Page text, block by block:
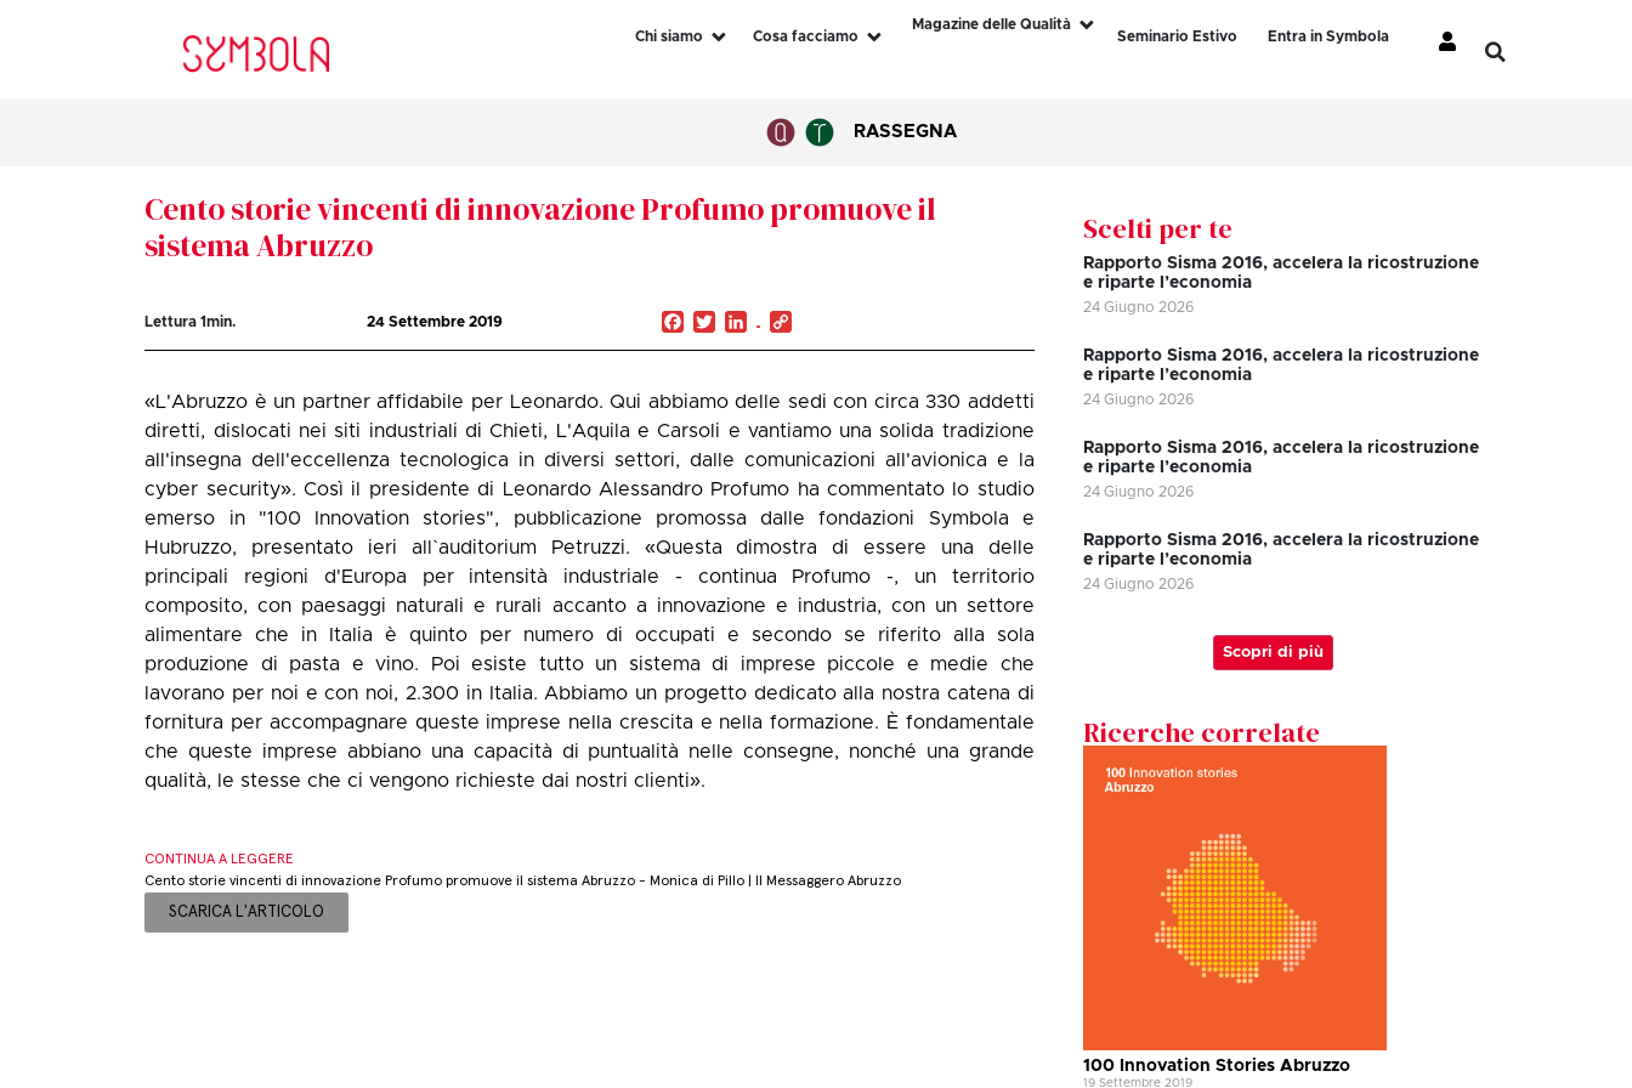
Chi siamo Cosa facciamo
Magazine delle Qualità
Seminario Estivo
Entra in Symbola
RASSEGNA
Cento storie vincenti di innovazione Profumo promuove il
sistema Abruzzo
Lettura1min. 24 Settembre 2019 Facebook
TwitterLinkedIn
«L'Abruzzo è un partner affidabile per Leonardo. Qui abbiamo delle sedi con circa 330 addetti
diretti, dislocati nei siti industriali di Chieti, L'Aquila e Carsoli e vantiamo una solida tradizione
all'insegna dell'eccellenza tecnologica in diversi settori, dalle comunicazioni all'avionica e la
cyber security». Così il presidente di Leonardo Alessandro Profumo ha commentato lo studio
emerso in "100 Innovation stories", pubblicazione promossa dalle fondazioni Symbola e
Hubruzzo, presentato ieri all`auditorium Petruzzi. «Questa dimostra di essere una delle
principali regioni d'Europa per intensità industriale - continua Profumo -, un territorio
composito, con paesaggi naturali e rurali accanto a innovazione e industria, con un settore
alimentare che in Italia è quinto per numero di occupati e secondo se riferito alla sola
produzione di pasta e vino. Poi esiste tutto un sistema di imprese piccole e medie che
lavorano per noi e con noi, 2.300 in Italia. Abbiamo un progetto dedicato alla nostra catena di
fornitura per accompagnare queste imprese nella crescita e nella formazione. È fondamentale
che queste imprese abbiano una capacità di puntualità nelle consegne, nonché una grande
qualità, le stesse che ci vengono richieste dai nostri clienti».
CONTINUA A LEGGERE
Cento storie vincenti di innovazione Profumo promuove il sistema Abruzzo - Monica di Pillo | Il Messaggero Abruzzo
SCARICA L'ARTICOLO
Scelti per te
Rapporto Sisma 2016, accelera la ricostruzione
e riparte l’economia
24 Giugno 2026
Rapporto Sisma 2016, accelera la ricostruzione
e riparte l’economia
24 Giugno 2026
Rapporto Sisma 2016, accelera la ricostruzione
e riparte l’economia
24 Giugno 2026
Rapporto Sisma 2016, accelera la ricostruzione
e riparte l’economia
24 Giugno 2026
Scopri di più
Ricerche correlate
100 Innovation Stories Abruzzo
19 Settembre 2019